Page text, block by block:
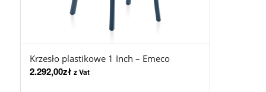
Krzesło plastikowe 1 Inch – Emeco
2.292,00zł z Vat